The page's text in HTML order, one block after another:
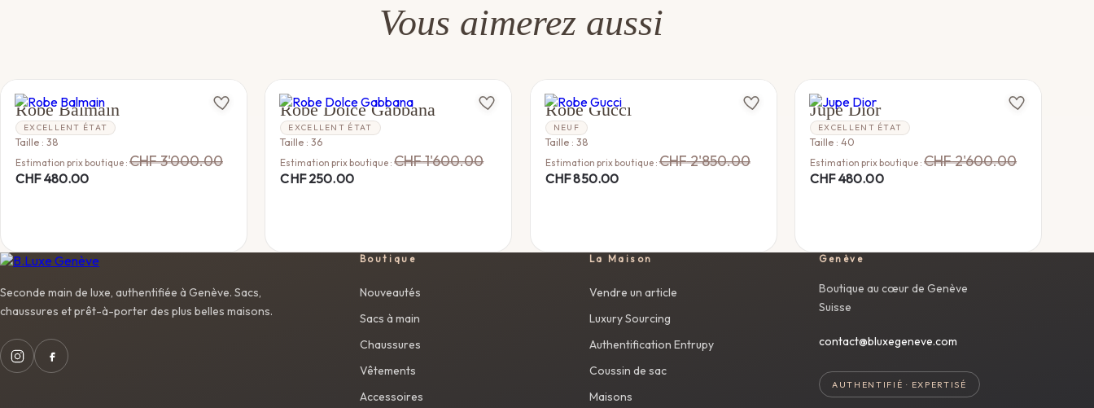
Vous aimerez aussi
BALMAIN
Robe Balmain
EXCELLENT ÉTAT
Taille : 38
Estimation prix boutique : CHF3'000.00
CHF480.00
DOLCE GABBANA
Robe Dolce Gabbana
EXCELLENT ÉTAT
Taille : 36
Estimation prix boutique :CHF1'600.00
CHF250.00
GUCCI
Robe Gucci
NEUF
Taille : 38
Estimation prix boutique :CHF2'850.00
CHF850.00
DIOR
Jupe Dior
EXCELLENT ÉTAT
Taille : 40
Estimation prix boutique :CHF2'600.00
CHF480.00
Seconde main de luxe, authentifiée à Genève. Sacs,
chaussures et prêt-à-porter des plus belles maisons.
Boutique
Nouveautés
Sacs à main
Chaussures
Vêtements
Accessoires
La Maison
Vendre un article
Luxury Sourcing
Authentification Entrupy
Coussin de sac
Maisons
Genève
Boutique au cœur de Genève
Suisse
contact@bluxegeneve.com
AUTHENTIFIÉ · EXPERTISÉ